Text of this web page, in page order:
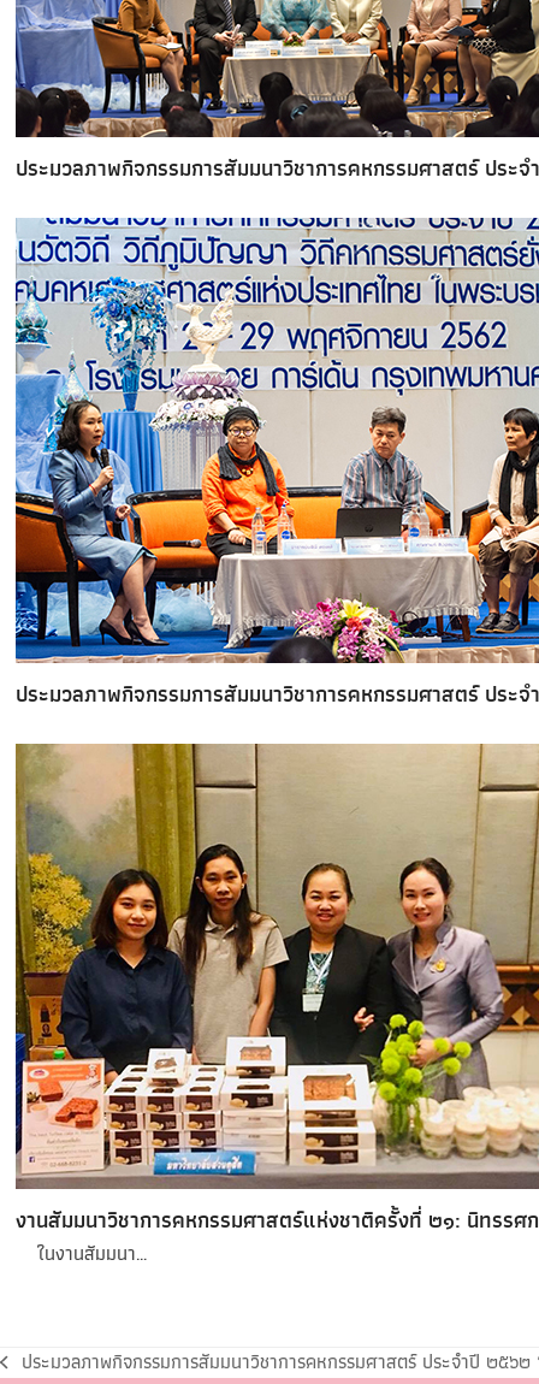
ประมวลภาพกิจกรรมการสัมมนาวิชาการคหกรรมศาสตร์ ป
ประมวลภาพกิจกรรมการสัมมนาวิชาการคหกรรมศาสตร์ ป
งานสัมมนาวิชาการคหกรรมศาสตร์แห่งชาติครั้งที่ ๒๑: นิทรรศ
ในงานสัมมนา…
ประมวลภาพกิจกรรมการสัมมนาวิชาการคหกรรมศาสตร์ ประจำปี ๒